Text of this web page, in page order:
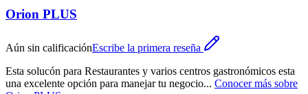
Orion PLUS
Aún sin calificaciónEscribe la primera reseña
Esta solucón para Restaurantes y varios centros gastronómicos esta
una excelente opción para manejar tu negocio... Conocer más sobre